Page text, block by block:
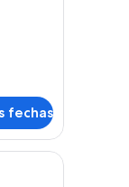
fechas
y una pequeña
cama grande, un